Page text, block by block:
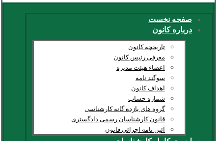
صفحه نخست
درباره کانون
تاریخچه کانون
معرفی رئیس کانون
اعضاء هیئت مدیره
سوگند نامه
اهداف کانون
شماره حساب
گروه های یازده گانه کارشناسی
قانون کارشناسان رسمی دادگستری
آئین نامه اجرائی قانون